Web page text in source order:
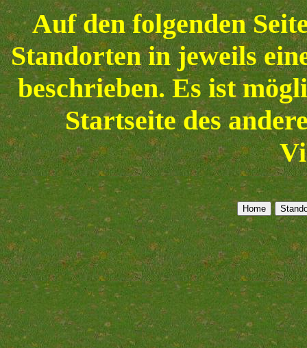
Auf den folgenden
Standorten in jeweils
beschrieben. Es ist
Startseite des